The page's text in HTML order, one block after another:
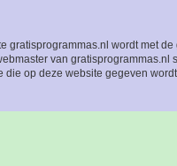
gratisprogrammas.nl wordt met
van
die op deze website gegeven